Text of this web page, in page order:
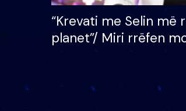
“Krevati me Selin më
planet”/ Miri rrëfen
bukura në shtëpinë e